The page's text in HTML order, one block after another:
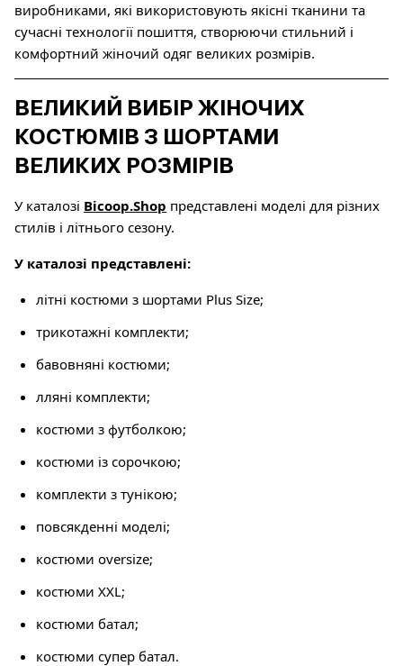
виробниками, які використовують якісні тканини та
сучасні технології пошиття, створюючи стильний і
комфортний жіночий одяг великих розмірів.
ВЕЛИКИЙ ВИБІР ЖІНОЧИХ
КОСТЮМІВ З ШОРТАМИ
ВЕЛИКИХ РОЗМІРІВ
У каталозі Bicoop.Shop представлені моделі для різних
стилів і літнього сезону.
У каталозі представлені:
літні костюми з шортами Plus Size;
трикотажні комплекти;
бавовняні костюми;
лляні комплекти;
костюми з футболкою;
костюми із сорочкою;
комплекти з тунікою;
повсякденні моделі;
костюми oversize;
костюми XXL;
костюми батал;
костюми супер батал.